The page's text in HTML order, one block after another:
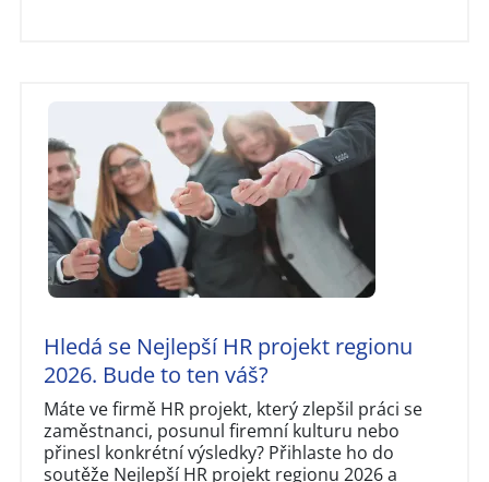
Hledá se Nejlepší HR projekt regionu
2026. Bude to ten váš?
Máte ve firmě HR projekt, který zlepšil práci se
zaměstnanci, posunul firemní kulturu nebo
přinesl konkrétní výsledky? Přihlaste ho do
soutěže Nejlepší HR projekt regionu 2026 a